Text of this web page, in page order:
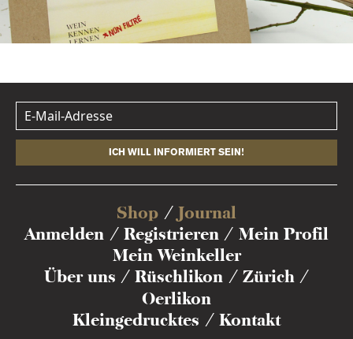
ICH WILL INFORMIERT SEIN!
Shop
Journal
Anmelden
Registrieren
Mein Profil
Mein Weinkeller
Über uns
Rüschlikon
Zürich
Oerlikon
Kleingedrucktes
Kontakt